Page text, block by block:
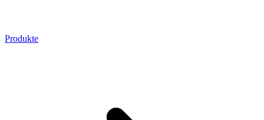
Produkte